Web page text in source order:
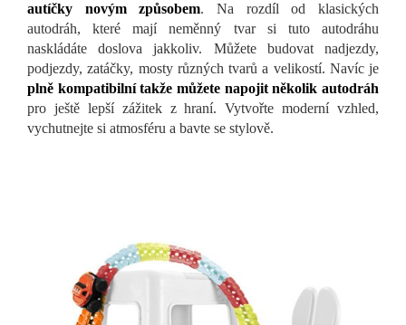
autíčky novým způsobem. Na rozdíl od klasických
autodráh, které mají neměnný tvar si tuto autodráhu
naskládáte doslova jakkoliv. Můžete budovat nadjezdy,
podjezdy, zatáčky, mosty různých tvarů a velikostí. Navíc je
plně kompatibilní takže můžete napojit několik autodráh
pro ještě lepší zážitek z hraní. Vytvořte moderní vzhled,
vychutnejte si atmosféru a bavte se stylově.